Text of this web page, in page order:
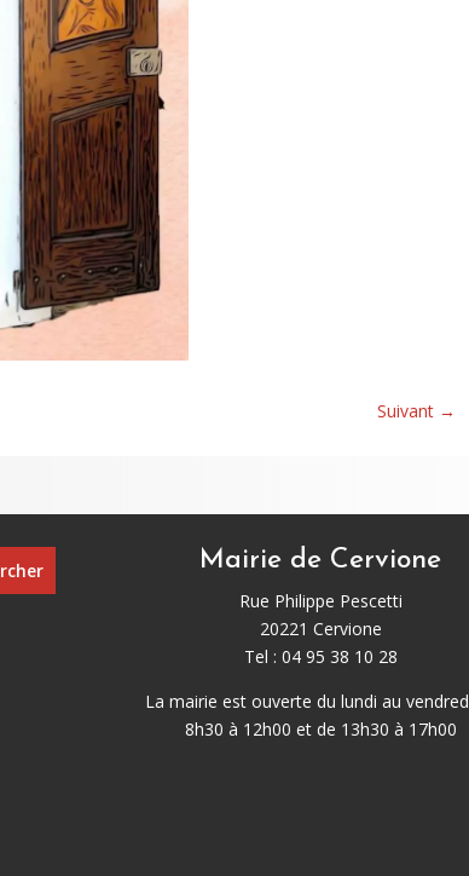
Suivant→
Mairie de Cervione
Rue Philippe Pescetti
20221 Cervione
Tel : 04 95 38 10 28
La mairie est ouverte du lundi au
8h30 à 12h00 et de 13h30 à 17h00